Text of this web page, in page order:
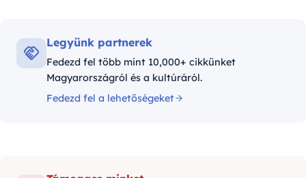
Legyünk partnerek
Fedezd fel több mint 10,000+ cikkünket
Magyarországról és a kultúráról.
Fedezd fel a lehetőségeket